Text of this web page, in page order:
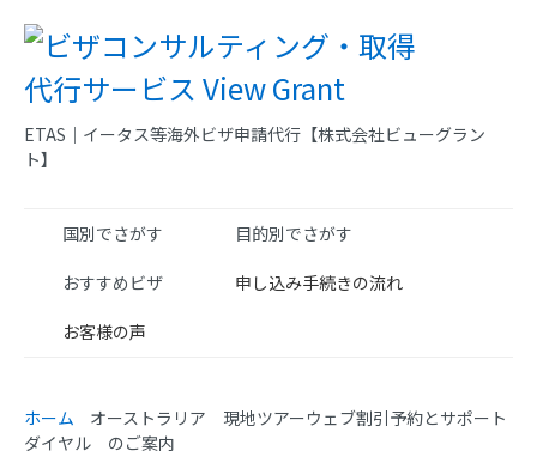
ETAS｜イータス等海外ビザ申請代行【株式会社ビューグラン
ト】
国別でさがす 目的別でさがす
おすすめビザ 申し込み手続きの流れ
お客様の声
ホーム
オーストラリア 現地ツアーウェブ割引予約とサポート
ダイヤル のご案内